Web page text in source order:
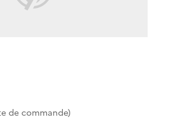
de commande)